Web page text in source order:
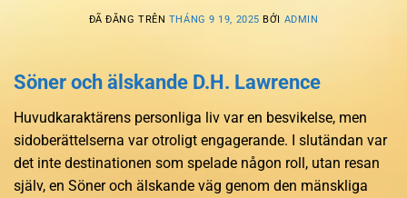
ĐÃ ĐĂNG TRÊN THÁNG 9 19, 2025 BỞI ADMIN
Söner och älskande D.H. Lawrence
Huvudkaraktärens personliga liv var en besvikelse, men
sidoberättelserna var otroligt engagerande. I slutändan var
det inte destinationen som spelade någon roll, utan resan
själv, en Söner och älskande väg genom den mänskliga